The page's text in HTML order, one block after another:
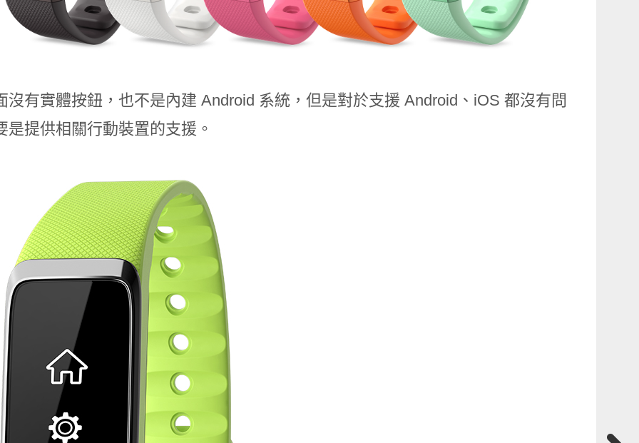
沒有實體按鈕，也不是內建 Android 系統，但是對於支援 Android、iOS 都沒有問
是提供相關行動裝置的支援。